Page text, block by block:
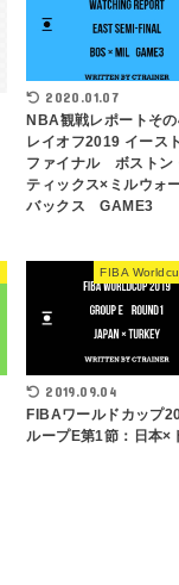
2020.01.07
NBA観戦レポートそ
レイオフ2019 イース
ファイナル ボストン
ティックス×ミルウォ
バックス GAME3
FIBA
2019.09.04
FIBAワールドカップ
ループE第1節：日本×